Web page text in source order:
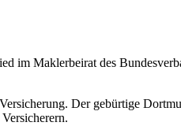
im Maklerbeirat des
Der gebürtige